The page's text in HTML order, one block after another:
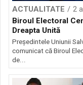
ACTUALITATE
2
Biroul Electoral
Dreapta Unită
Președintele Uniunii
comunicat că Biroul
de...